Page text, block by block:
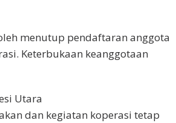
menutup pendaftaran anggota
Keterbukaan keanggotaan
Utara
dan kegiatan koperasi tetap